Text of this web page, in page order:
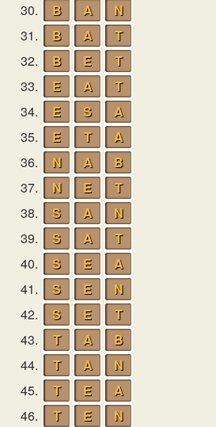
30.
B A
N
31.
B A
T
32.
B E
T
33.
E A
T
34.
E S
A
35.
E T
A
36.
N A
B
37.
N E
T
38.
S A
N
39.
S A
T
40.
S E
A
41.
S E
N
42.
S E
T
43.
T A
B
44.
T A
N
45.
T E
A
46.
T E
N